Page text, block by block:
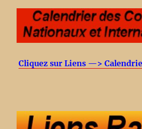
Cliquez sur Liens —>